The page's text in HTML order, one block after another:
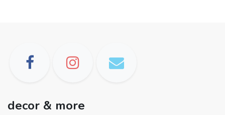
decor & more